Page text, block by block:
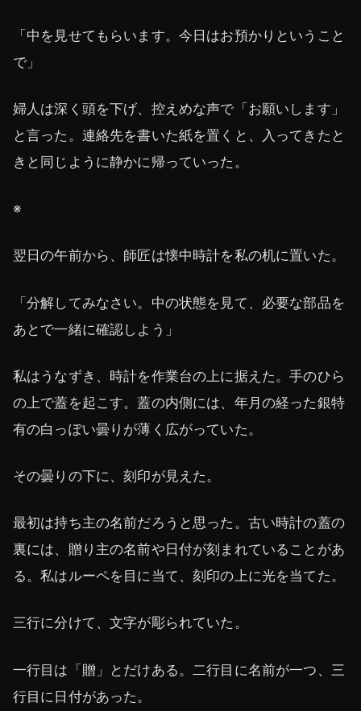
「中を見せてもらいます。今日はお預かりということ
で」
婦人は深く頭を下げ、控えめな声で「お願いします」
と言った。連絡先を書いた紙を置くと、入ってきたと
きと同じように静かに帰っていった。
※
翌日の午前から、師匠は懐中時計を私の机に置いた。
「分解してみなさい。中の状態を見て、必要な部品を
あとで一緒に確認しよう」
私はうなずき、時計を作業台の上に据えた。手のひら
の上で蓋を起こす。蓋の内側には、年月の経った銀特
有の白っぽい曇りが薄く広がっていた。
その曇りの下に、刻印が見えた。
最初は持ち主の名前だろうと思った。古い時計の蓋の
裏には、贈り主の名前や日付が刻まれていることがあ
る。私はルーペを目に当て、刻印の上に光を当てた。
三行に分けて、文字が彫られていた。
一行目は「贈」とだけある。二行目に名前が一つ、三
行目に日付があった。